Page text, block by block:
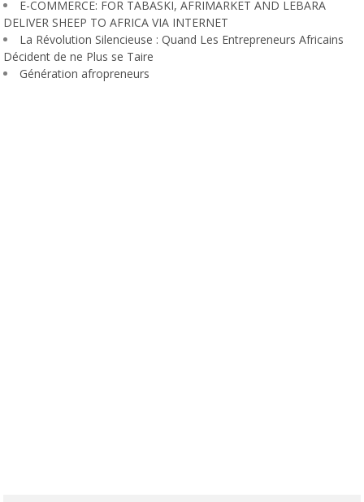
E-COMMERCE: FOR TABASKI, AFRIMARKET AND LEBARA
DELIVER SHEEP TO AFRICA VIA INTERNET
La Révolution Silencieuse : Quand Les Entrepreneurs Africains
Décident de ne Plus se Taire
Génération afropreneurs